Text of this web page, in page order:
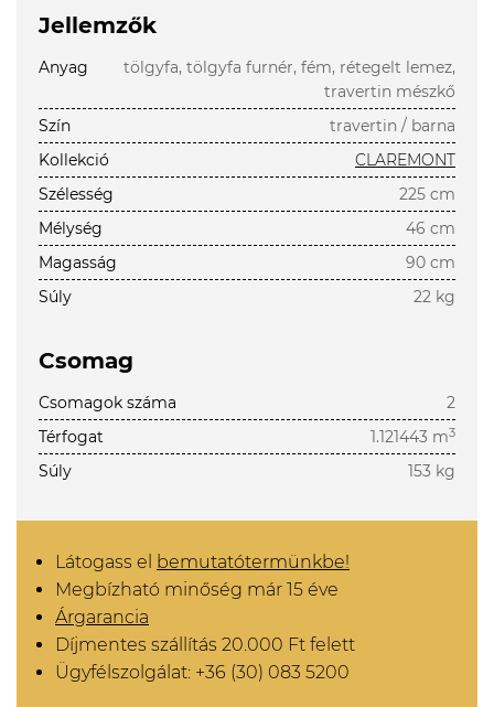
Jellemzők
Anyag
tölgyfa, tölgyfa furnér, fém, rétegelt lemez,
travertin mészkő
Szín
travertin / barna
Kollekció
CLAREMONT
Szélesség
225 cm
Mélység
46 cm
Magasság
90 cm
Súly
22 kg
Csomag
Csomagok száma
2
Térfogat
1.121443 m3
Súly 153 kg
Látogass el bemutatótermünkbe!
Megbízható minőség már 15 éve
Árgarancia
Díjmentes szállítás 20.000 Ft felett
Ügyfélszolgálat: +36 (30) 083 5200